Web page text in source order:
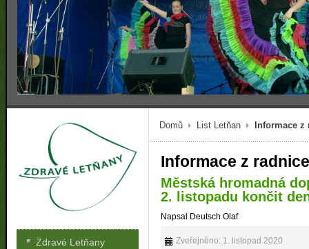
Domů List Letňan Informace z
Informace z
Městská hromadná
2. listopadu končit
Napsal Deutsch Olaf
Zveřejněno: 1. listopad 2020
Zdravé Letňany